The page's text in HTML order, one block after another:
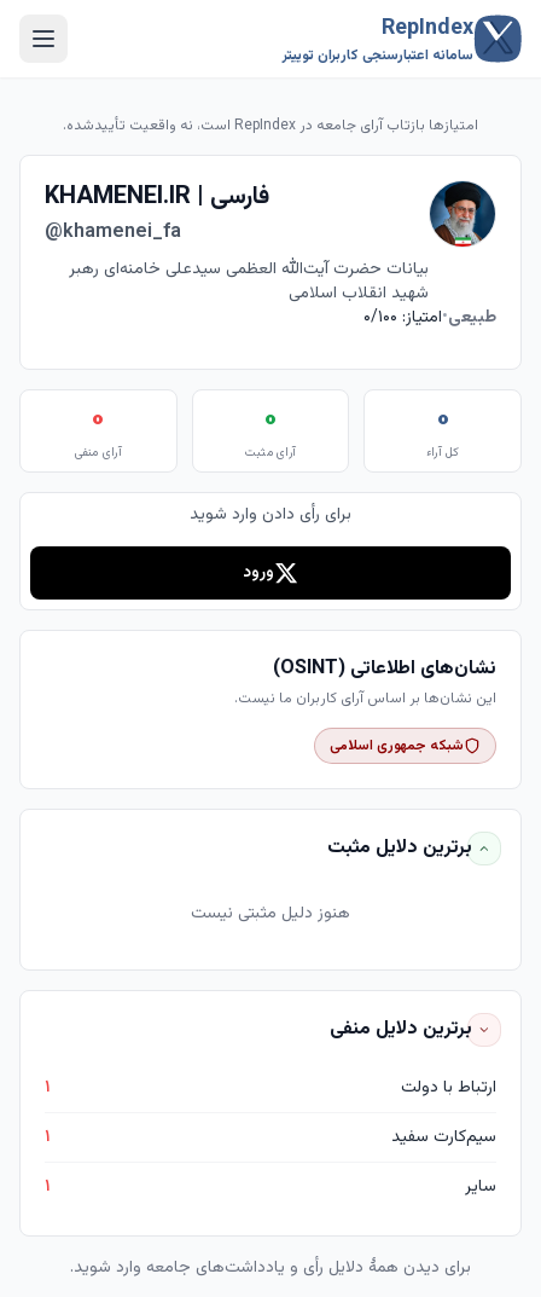
RepIndex
سامانه اعتبارسنجی کاربران توییتر
امتیازها بازتاب آرای جامعه در RepIndex است، نه واقعیت تأییدشده.
KHAMENEI.IR | فارسی
@khamenei_fa
بیانات حضرت آیت‌الله العظمی سیدعلی خامنه‌ای رهبر
شهید انقلاب اسلامی
طبیعی•امتیاز: ۰/۱۰۰
۰
کل آراء
۰
آرای مثبت
۰
آرای منفی
برای رأی دادن وارد شوید
ورود
نشان‌های اطلاعاتی (OSINT)
این نشان‌ها بر اساس آرای کاربران ما نیست.
شبکه جمهوری اسلامی
برترین دلایل مثبت
هنوز دلیل مثبتی نیست
برترین دلایل منفی
ارتباط با دولت
۱
سیم‌کارت سفید
۱
سایر
۱
برای دیدن همهٔ دلایل رأی و یادداشت‌های جامعه وارد شوید.